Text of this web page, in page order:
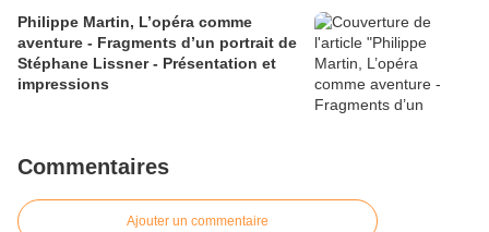
Philippe Martin, L’opéra comme
aventure - Fragments d’un portrait de
Stéphane Lissner - Présentation et
impressions
Commentaires
Ajouter un commentaire